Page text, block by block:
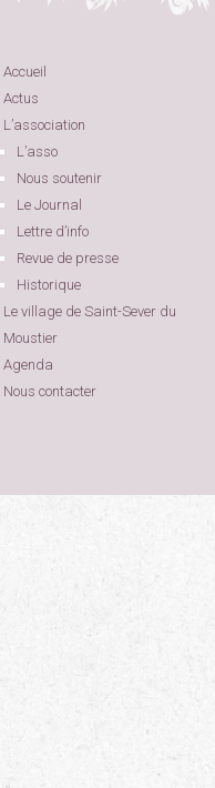
Accueil
Actus
L’association
L’asso
Nous soutenir
Le Journal
Lettre d’info
Revue de presse
Historique
Le village de Saint-Sever du
Moustier
Agenda
Nous contacter